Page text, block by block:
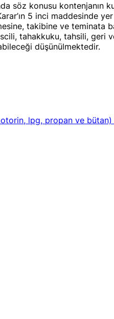
söz konusu kontenjanın
5 inci maddesinde yer
takibine ve teminata
tahakkuku, tahsili, geri
düşünülmektedir.
lpg, propan ve